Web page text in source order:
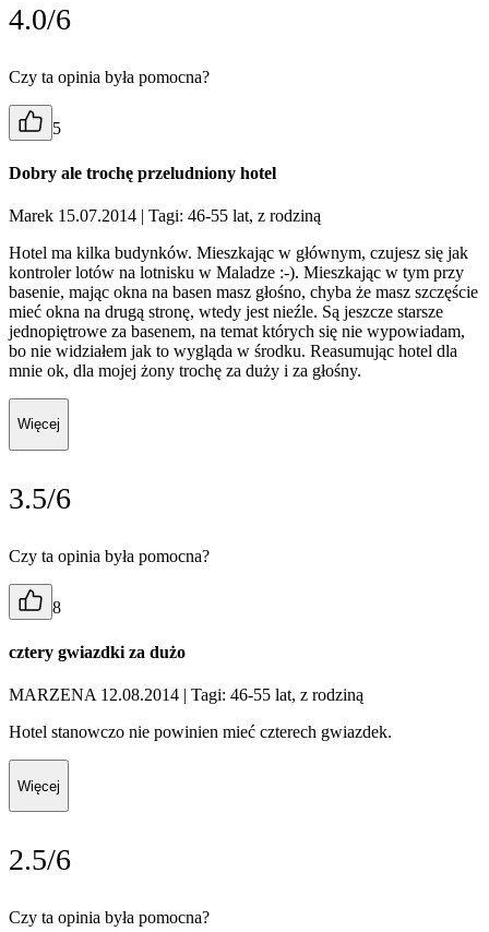
4.0/6
Czy ta opinia była pomocna?
5
Dobry ale trochę przeludniony hotel
Marek 15.07.2014 | Tagi: 46-55 lat, z rodziną
Hotel ma kilka budynków. Mieszkając w głównym, czujesz się jak
kontroler lotów na lotnisku w Maladze :-). Mieszkając w tym przy
basenie, mając okna na basen masz głośno, chyba że masz szczęście
mieć okna na drugą stronę, wtedy jest nieźle. Są jeszcze starsze
jednopiętrowe za basenem, na temat których się nie wypowiadam,
bo nie widziałem jak to wygląda w środku. Reasumując hotel dla
mnie ok, dla mojej żony trochę za duży i za głośny.
Więcej
3.5/6
Czy ta opinia była pomocna?
8
cztery gwiazdki za dużo
MARZENA 12.08.2014 | Tagi: 46-55 lat, z rodziną
Hotel stanowczo nie powinien mieć czterech gwiazdek.
Więcej
2.5/6
Czy ta opinia była pomocna?